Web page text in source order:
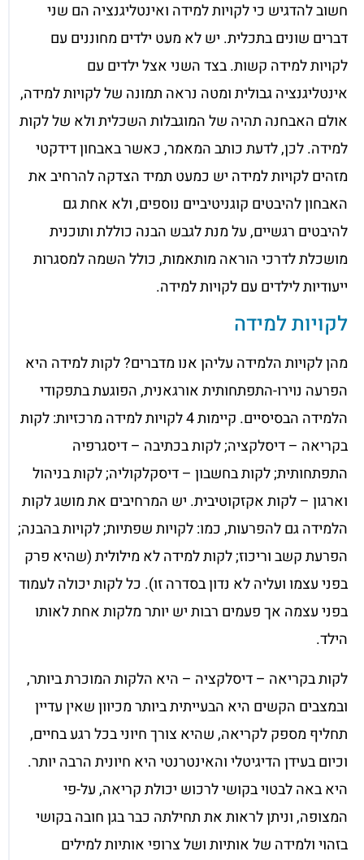
חשוב להדגיש כי לקויות למידה ואינטליגנציה הם שני
דברים שונים בתכלית. יש לא מעט ילדים מחוננים עם
לקויות למידה קשות. בצד השני אצל ילדים עם
אינטליגנציה גבולית ומטה נראה תמונה של לקויות למידה,
אולם האבחנה תהיה של המוגבלות השכלית ולא של לקות
למידה. לכן, לדעת כותב המאמר, כאשר באבחון דידקטי
מזהים לקויות למידה יש כמעט תמיד הצדקה להרחיב את
האבחון להיבטים קוגניטיביים נוספים, ולא אחת גם
להיבטים רגשיים, על מנת לגבש הבנה כוללת ותוכנית
מושכלת לדרכי הוראה מותאמות, כולל השמה למסגרות
ייעודיות לילדים עם לקויות למידה.
לקויות למידה
מהן לקויות הלמידה עליהן אנו מדברים? לקות למידה היא
הפרעה נוירו-התפתחותית אורגאנית, הפוגעת בתפקודי
הלמידה הבסיסיים. קיימות 4 לקויות למידה מרכזיות: לקות
בקריאה – דיסלקציה; לקות בכתיבה – דיסגרפיה
התפתחותית; לקות בחשבון – דיסקלקוליה; לקות בניהול
וארגון – לקות אקזקוטיבית. יש המרחיבים את מושג לקות
הלמידה גם להפרעות, כמו: לקויות שפתיות; לקויות בהבנה;
הפרעת קשב וריכוז; לקות למידה לא מילולית (שהיא פרק
בפני עצמו ועליה לא נדון בסדרה זו). כל לקות יכולה לעמוד
בפני עצמה אך פעמים רבות יש יותר מלקות אחת לאותו
הילד.
לקות בקריאה – דיסלקציה – היא הלקות המוכרת ביותר,
ובמצבים הקשים היא הבעייתית ביותר מכיוון שאין עדיין
תחליף מספק לקריאה, שהיא צורך חיוני בכל רגע בחיים,
וכיום בעידן הדיגיטלי והאינטרנטי היא חיונית הרבה יותר.
היא באה לבטוי בקושי לרכוש יכולת קריאה, על-פי
המצופה, וניתן לראות את תחילתה כבר בגן חובה בקושי
בזהוי ולמידה של אותיות ושל צרופי אותיות למילים